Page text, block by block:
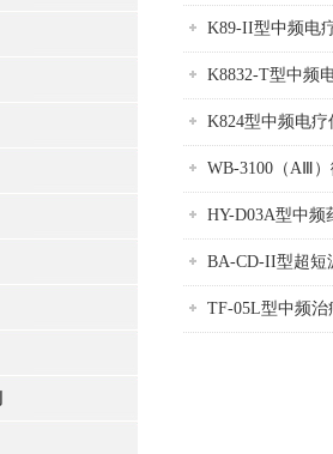
K89-II型中频电
K8832-T型中频
K824型中频电
WB-3100（AⅢ
HY-D03A型中频
BA-CD-II型超短
TF-05L型中频